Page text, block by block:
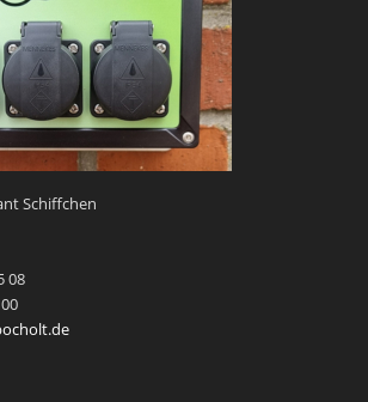
Schiffchen
08